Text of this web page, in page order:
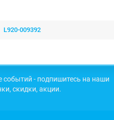
L920-009392
событий - подпишитесь на наши
скидки, акции.